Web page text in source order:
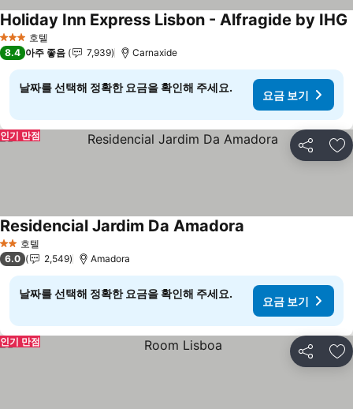
3 성급 호텔
Holiday Inn Express Lisbon - Alfragide by IHG
8.4 아주 좋음 7,939 Carnaxide
날짜를 선택해 정확한 요금을 확인해 주세요.
요금 보기
공유 즐
인기 만점
2 성급호텔
Residencial Jardim Da Amadora
6.0 2,549 Amadora
날짜를 선택해 정확한 요금을 확인해 주세요.
요금 보기
공유 즐
인기 만점